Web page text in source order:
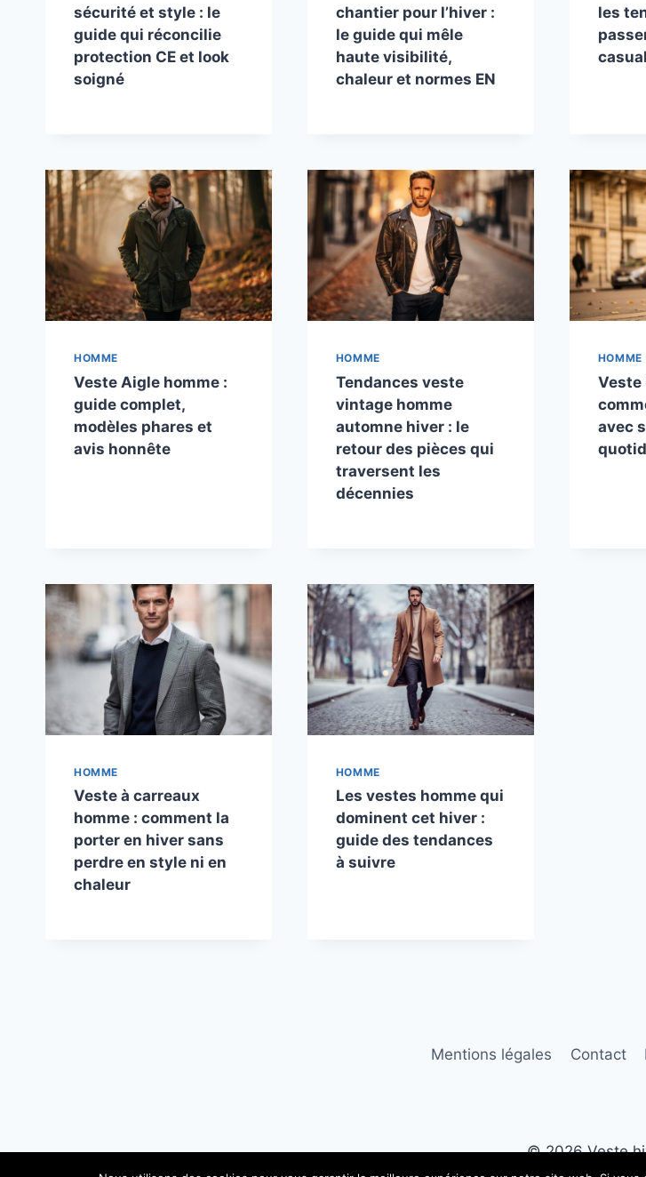
sécurité et style : le
guide qui réconcilie
protection CE et look
soigné
chantier pour l’hiver :
le guide qui mêle
haute visibilité,
chaleur et normes EN
les
HOMME
Veste Aigle homme :
guide complet,
modèles phares et
avis honnête
HOMME
Tendances veste
vintage homme
automne hiver : le
retour des pièces qui
traversent les
décennies
HOMME
Veste
avec
HOMME
Veste à carreaux
homme : comment la
porter en hiver sans
perdre en style ni en
chaleur
HOMME
Les vestes homme qui
dominent cet hiver :
guide des tendances
à suivre
Mentions légales Contact
© 2026 Veste